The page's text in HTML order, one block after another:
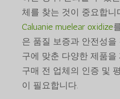
체를 찾는 것이 중요합니
Caluanie muelear oxidize
은 품질 보증과 안전성을
구에 맞춘 다양한 제품을
구매 전 업체의 인증 및
이 필요합니다.